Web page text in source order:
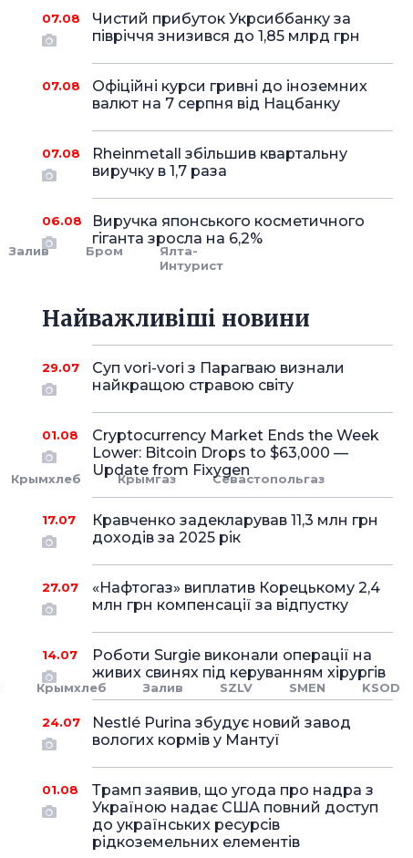
Залив Бром
Ялта-
Интурист
Крымхлеб Крымгаз Севастопольгаз
Крымхлеб Залив SZLV SMEN KSOD
07.08
Чистий прибуток Укрсиббанку за
півріччя знизився до 1,85 млрд грн
07.08
Офіційні курси гривні до іноземних
валют на 7 серпня від Нацбанку
07.08
Rheinmetall збільшив квартальну
виручку в 1,7 раза
06.08
Виручка японського косметичного
гіганта зросла на 6,2%
Найважливіші новини
29.07
Суп vori-vori з Парагваю визнали
найкращою стравою світу
01.08
Cryptocurrency Market Ends the Week
Lower: Bitcoin Drops to $63,000 —
Update from Fixygen
17.07
Кравченко задекларував 11,3 млн грн
доходів за 2025 рік
27.07
«Нафтогаз» виплатив Корецькому 2,4
млн грн компенсації за відпустку
14.07
Роботи Surgie виконали операції на
живих свинях під керуванням хірургів
24.07
Nestlé Purina збудує новий завод
вологих кормів у Мантуї
01.08
Трамп заявив, що угода про надра з
Україною надає США повний доступ
до українських ресурсів
рідкоземельних елементів